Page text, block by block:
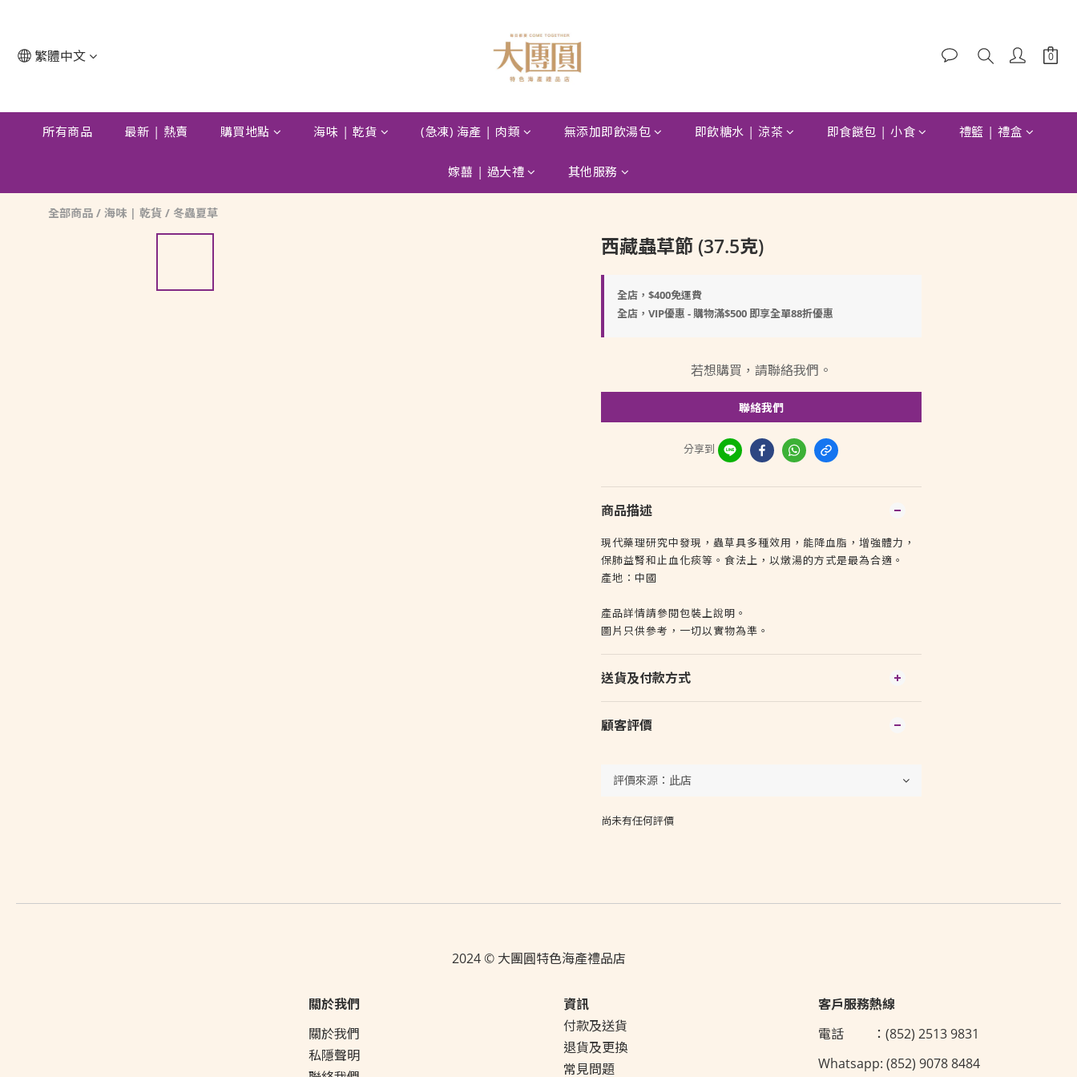
繁體中文
所有商品 最新 | 熱賣 購買地點 海味 | 乾貨 (急凍) 海產 | 肉類 無添加即飲湯包 即飲糖水 | 涼茶 即食餸包 | 小食 禮籃 | 禮盒
嫁囍 | 過大禮 其他服務
全部商品 / 海味 | 乾貨 / 冬蟲夏草
西藏蟲草節 (37.5克)
全店，$400免運費
全店，VIP優惠 - 購物滿$500 即享全單88折優惠
若想購買，請聯絡我們。
聯絡我們
分享到
商品描述
現代藥理研究中發現，蟲草具多種效用，能降血脂，增強體力，
保肺益腎和止血化痰等。食法上，以燉湯的方式是最為合適。
產地：中國
產品詳情請參閱包裝上說明。
圖片只供參考，一切以實物為準。
送貨及付款方式
顧客評價
尚未有任何評價
2024 © 大團圓特色海產禮品店
關於我們
關於我們
私隱聲明
資訊
付款及送貨
退貨及更換
常見問題
客戶服務熱線
電話 ：(852) 2513 9831
Whatsapp: (852) 9078 8484